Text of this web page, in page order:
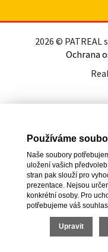
2026 © PATREAL
Ochrana
Používáme
Naše soubory
uložení vašich
stran pak slouží pro
prezentace. Nejsou
konkrétní osoby. Pro
potřebujeme váš
Upravit